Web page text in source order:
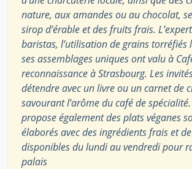
nature, aux amandes ou au chocolat,
sirop d’érable et des fruits frais.
baristas, l’utilisation de grains torréfiés
ses assemblages uniques ont valu à
reconnaissance à Strasbourg. Les
détendre avec un livre ou un carnet de
savourant l’arôme du café de
propose également des plats véganes
élaborés avec des ingrédients frais et
disponibles du lundi au vendredi pour
palais